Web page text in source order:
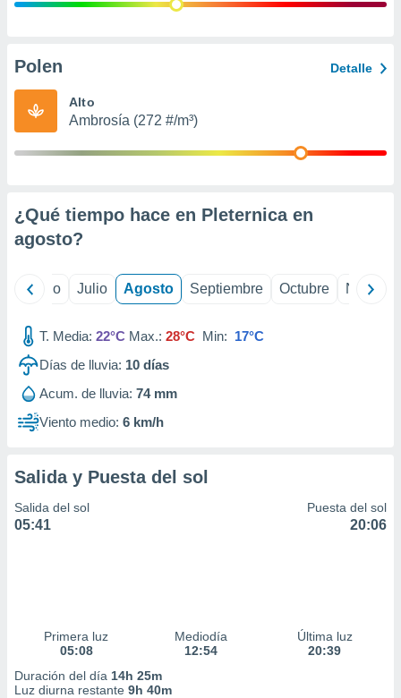
publicidad
de
Polen Detalle
Alto
Ambrosía (272 #/m³)
¿Qué tiempo hace en Pleternica en
agosto?
Junio Julio Agosto Septiembre Octubre
T. Media: 22°C Max.: 28°C Min: 17°C
Días de lluvia: 10 días
Acum. de lluvia: 74 mm
Viento medio: 6 km/h
Salida y Puesta del sol
Salida del sol
05:41
Puesta del sol
20:06
Primera luz
05:08
Mediodía
12:54
Última luz
20:39
Duración del día 14h 25m
Luz diurna restante 9h 40m